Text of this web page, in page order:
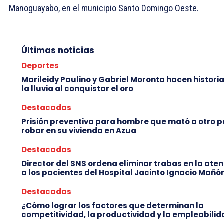
Manoguayabo, en el municipio Santo Domingo Oeste.
Últimas noticias
Deportes
Marileidy Paulino y Gabriel Moronta hacen
la lluvia al conquistar el oro
Destacadas
Prisión preventiva para hombre que mató a otro
robar en su vivienda en Azua
Destacadas
Director del SNS ordena eliminar trabas en la
a los pacientes del Hospital Jacinto Ignacio
Destacadas
¿Cómo lograr los factores que determinan la
competitividad, la productividad y la